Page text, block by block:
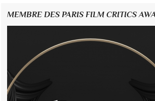
MEMBRE DES PARIS FILM CRITICS